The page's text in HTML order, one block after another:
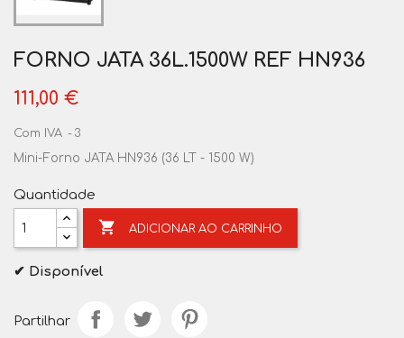
FORNO JATA 36L.1500W REF HN936
111,00 €
Com IVA 3
Mini-Forno JATA HN936 (36 LT - 1500 W)
Quantidade
 ADICIONAR AO CARRINHO
✔ Disponível
Partilhar